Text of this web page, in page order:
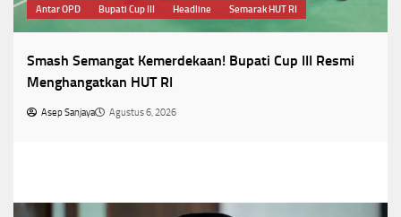
Antar OPD Bupati Cup III Headline Semarak HUT RI
Smash Semangat Kemerdekaan! Bupati Cup III Resmi
Menghangatkan HUT RI
Asep Sanjaya Agustus 6, 2026